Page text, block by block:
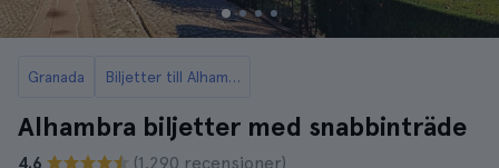
Granada Biljetter till Alhambra-palatset i Granada
Alhambra biljetter med snabbinträde
4.6
(1.290 recensioner)